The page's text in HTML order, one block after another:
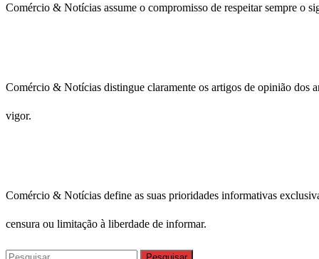
Comércio & Notícias assume o compromisso de respeitar sempre o
Comércio & Notícias distingue claramente os artigos de opinião dos
vigor.
Comércio & Notícias define as suas prioridades informativas
censura ou limitação à liberdade de informar.
Pesquisar